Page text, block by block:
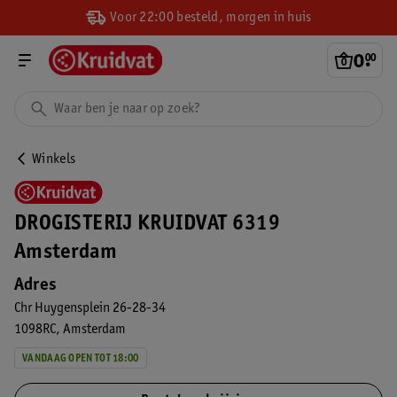
Voor 22:00 besteld, morgen in huis
0.
00
Winkels
DROGISTERIJ KRUIDVAT 6319
Amsterdam
Adres
Chr Huygensplein 26-28-34
1098RC Amsterdam
VANDAAG OPEN TOT 18:00